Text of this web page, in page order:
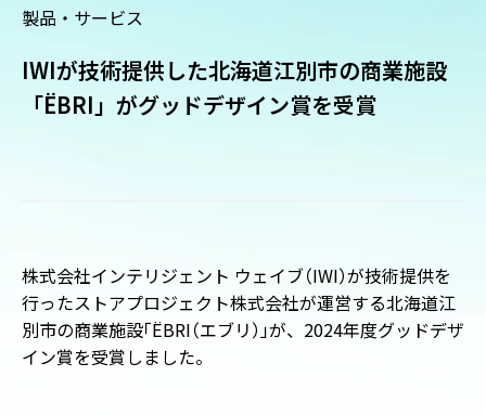
製品・サービス
IWIが技術提供した北海道江別市の商業施設
「ËBRI」がグッドデザイン賞を受賞
株式会社インテリジェント ウェイブ（IWI）が技術提供を
行ったストアプロジェクト株式会社が運営する北海道江
別市の商業施設「ËBRI（エブリ）」が、 2024年度グッドデザ
イン賞を受賞しました。